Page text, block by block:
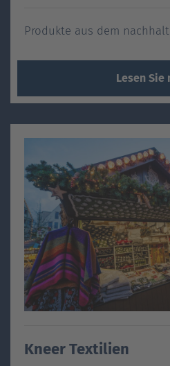
Produkte aus dem
Lesen Sie
Kneer Textilien